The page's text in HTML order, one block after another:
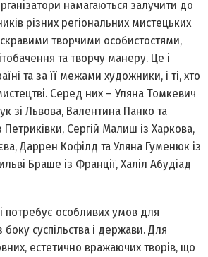
намагаються залучити до
різних регіональних мистецьких
творчими особистостями,
та творчу манеру. Це і
та за її межами художники, і ті, хто
Серед них – Уляна Томкевич
зі Львова, Валентина Панко та
Сергій Малиш із Харкова,
Даррен Кофілд та Уляна Гуменюк із
Браше із Франції, Халіл Абудіад
потребує особливих умов для
суспільства і держави. Для
естетично вражаючих творів, що